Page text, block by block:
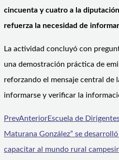
cincuenta y cuatro a la
refuerza la necesidad de
La actividad concluyó con
una demostración práctica de
reforzando el mensaje central de
informarse y verificar la
PrevAnteriorEscuela de
Maturana González” se
capacitar al mundo rural